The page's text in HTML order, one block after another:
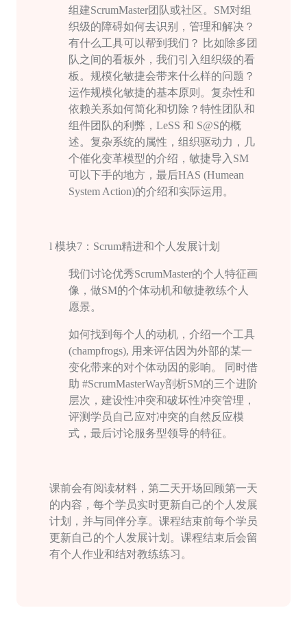
组建ScrumMaster团队或社区。 SM对组
织级的障碍如何去识别，管理和解决？
有什么工具可以帮到我们？ 比如除多团
队之间的看板外，我们引入组织级的看
板。规模化敏捷会带来什么样的问题？
运作规模化敏捷的基本原则。复杂性和
依赖关系如何简化和切除？特性团队和
组件团队的利弊， LeSS 和 S@S的概
述。复杂系统的属性，组织驱动⼒，几
个催化变革模型的介绍，敏捷导入 SM
可以下手的地方，最后HAS (Humean
System Action)的介绍和实际运用。
l 模块7 ： Scrum精进和个人发展计划
我们讨论优秀ScrumMaster的个人特征画
像，做SM的个体动机和敏捷教练个⼈
愿景。
如何找到每个人的动机，介绍一个工具
(champfrogs), 用来评估因为外部的某一
变化带来的对个体动因的影响。 同时借
助 #ScrumMasterWay剖析SM的三个进阶
层次，建设性冲突和破坏性冲突管理，
评测学员自己应对冲突的自然反应模
式，最后讨论服务型领导的特征。
课前会有阅读材料，第二天开场回顾第一天
的内容，每个学员实时更新自己的个人发展
计划，并与同伴分享。课程结束前每个学员
更新自己的个人发展计划。课程结束后会留
有个人作业和结对教练练习。